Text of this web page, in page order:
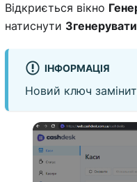
Відкриється вікно
натиснути Згенерувати
ІНФОРМАЦІЯ
Новий ключ